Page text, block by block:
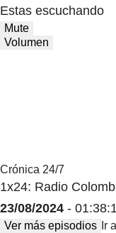
Estas escuchando
Mute
Volumen
Crónica 24/7
1x24: Radio
23/08/2024 -
Ver más episodios Ir